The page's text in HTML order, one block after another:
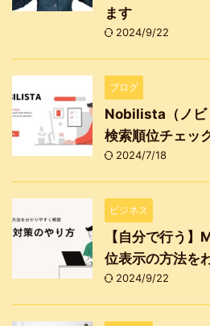
ます
2024/9/22
ブログ
Nobilista（ノビ
検索順位チェッ
2024/7/18
ビジネス
【自分で行う】
位表示の方法を
2024/9/22